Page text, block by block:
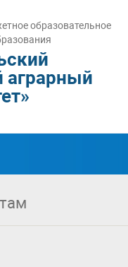
образовательное
аграрный